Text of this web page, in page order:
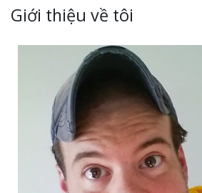
Giới thiệu về tôi